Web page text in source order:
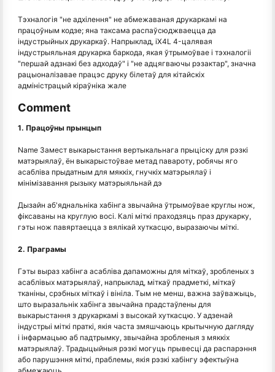
Тэхналогія "не адхілення" не абмежаваная друкаркамі на
працоўным кодзе; яна таксама распаўсюджваецца да
індустрыйных друкаркаў. Напрыклад, iX4L 4-цалявая
індустрыяльная друкарка баркода, якая ўтрымоўвае і тэхналогіі
"першай адзнакі без адходаў" і "не адцягваючы рэзактар", значна
рацыоналізавае працэс друку білетаў для кітайскіх
адміністрацый кіраўніка жале
Comment
1. Працоўны прынцып
Name Замест выкарыстання вертыкальнага прыціску для рэзкі
матэрыялаў, ён выкарыстоўвае метад павароту, робячы яго
асабліва прыдатным для мяккіх, гнучкіх матэрыялаў і
мінімізавання рызыку матэрыяльнай дэ
Дызайн аб'яднальніка хабінга звычайна ўтрымоўвае круглы нож,
фіксаваны на круглую восі. Калі міткі праходзяць праз друкарку,
гэты нож павяртаецца з вялікай хуткасцю, выразаючы міткі.
2. Праграмы
Гэты выраз хабінга асабліва дапаможны для міткаў, зробленых з
асаблівых матэрыялаў, напрыклад, міткаў прадметкі, міткаў
тканіны, срэбных міткаў і вініла. Тым не менш, важна заўважыць,
што выразальнік хабінга звычайна прадстаўлены для
выкарыстання з друкаркамі з высокай хуткасцю. У адзенай
індустрыі міткі праткі, якія часта змяшчаюць крытычную дагляду
і інфармацыю аб падтрымку, звычайна зробленыя з мяккіх
матэрыялаў. Традыцыйныя рэзкі могуць прывесці да распарэння
або парушэння міткі, праблемы, якія рэзкі хабінгу эфектыўна